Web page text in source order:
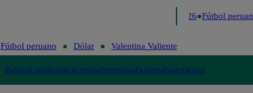
Perú Decide 2026 Fútbol peruano
Fútbol peruano Dólar Valentina Valiente
PolíticaLimaMundoTe ayudoTendenciasDeportesEspectáculos